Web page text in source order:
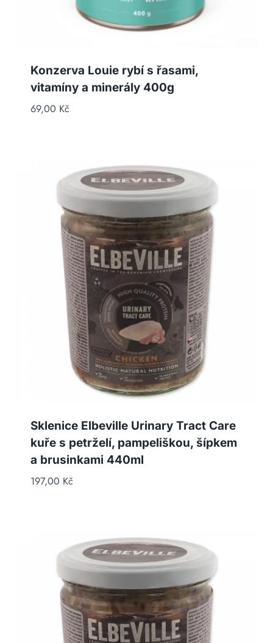
Konzerva Louie rybí s řasami,
vitamíny a minerály 400g
69,00 Kč
Sklenice Elbeville Urinary Tract Care
kuře s petrželí, pampeliškou, šípkem
a brusinkami 440ml
197,00 Kč